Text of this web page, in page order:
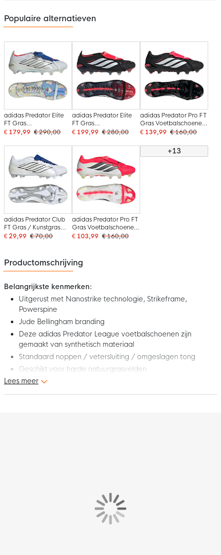
Populaire alternatieven
adidas Predator Elite
FT Gras
Voetbalschoenen (FG)
€ 179,99 € 290,00
adidas Predator Elite
FT Gras
Voetbalschoenen (FG)
€ 199,99 € 280,00
adidas Predator Pro FT
Gras Voetbalschoenen
(FG) Zwart Wit Rood
€ 139,99 € 160,00
adidas Predator Club
FT Gras / Kunstgras
Voetbalschoenen (MG)
€ 29,99 € 70,00
adidas Predator Pro FT
Gras Voetbalschoenen
(FG) Rood Wit Zwart
€ 103,99 € 160,00
+13
Productomschrijving
Belangrijkste kenmerken:
Uitgerust met Nanostrike technologie, Strikeframe,
Powerspine
Jude Bellingham branding
Deze adidas Predator League voetbalschoenen zijn
gemaakt van synthetisch materiaal
Standaard noppen / vetersluiting / omgeslagen tong
Geschikt voor harde natuurgrasvelden
Ervan dromen om alles te winnen, tot het moment dat het
Pasvorm – hoe valt deze schoen?
Lees meer